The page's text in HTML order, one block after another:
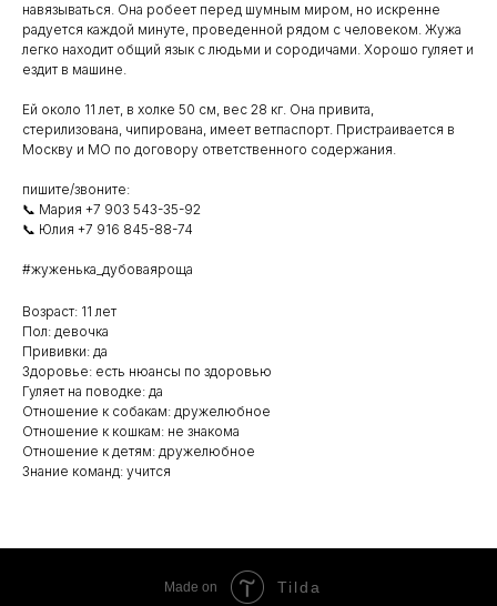
навязываться. Она робеет перед шумным миром, но искренне
радуется каждой минуте, проведенной рядом с человеком. Жужа
легко находит общий язык с людьми и сородичами. Хорошо гуляет и
ездит в машине.
Ей около 11 лет, в холке 50 см, вес 28 кг. Она привита,
стерилизована, чипирована, имеет ветпаспорт. Пристраивается в
Москву и МО по договору ответственного содержания.
пишите/звоните:
📞 Мария +7 903 543-35-92
📞 Юлия +7 916 845-88-74
#жуженька_дубоваяроща
Возраст: 11 лет
Пол: девочка
Прививки: да
Здоровье: есть нюансы по здоровью
Гуляет на поводке: да
Отношение к собакам: дружелюбное
Отношение к кошкам: не знакома
Отношение к детям: дружелюбное
Знание команд: учится
Made on Tilda